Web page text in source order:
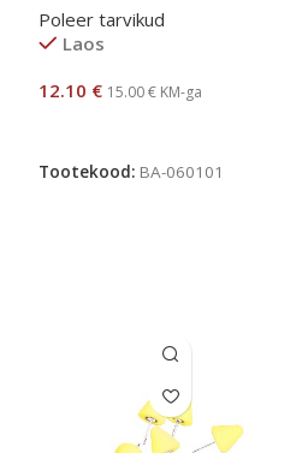
Poleer tarvikud
Laos
12.10 € 15.00€ KM-ga
Tootekood: BA-060101